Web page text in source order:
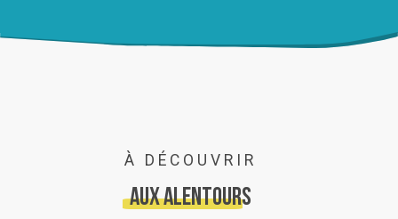
À DÉCOUVRIR
Aux alentours
Pour tous ceux qui cherchent un coin ombragé non loin
du Collet pour s’offrir une journée détente, le lac de la
Mirande sera l’endroit rêvé. Aux alentours du Collet, le